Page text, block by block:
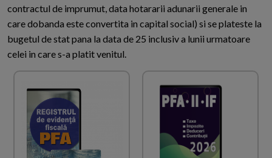
contractul de imprumut, data hotararii adunarii generale in
care dobanda este convertita in capital social) si se plateste la
bugetul de stat pana la data de 25 inclusiv a lunii urmatoare
celei in care s-a platit venitul.